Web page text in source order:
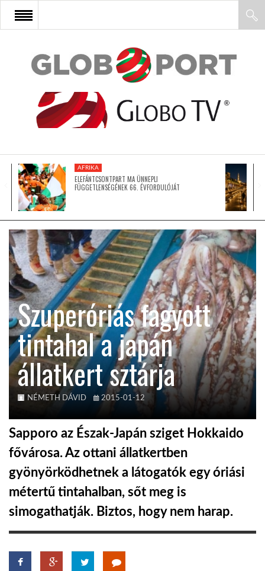
FŐOLDAL
AFRIKA
ÁZSIA
LATIN-AMERIKA
KÖZEL-KELET
AUSZTRÁLIA
A VILÁG ITTHON
GLOBOTV BP
HÍR3D
TROPICALMAGAZIN
AFRIKA
ELEFÁNTCSONTPART MA ÜNNEPLI
FÜGGETLENSÉGÉNEK 66. ÉVFORDULÓJÁT
Szuperóriás fagyott
tintahal a japán
állatkert sztárja
NÉMETH DÁVID 2015-01-12
Sapporo az Észak-Japán sziget Hokkaido
fővárosa. Az ottani állatkertben
gyönyörködhetnek a látogatók egy óriási
métertű tintahalban, sőt meg is
simogathatják. Biztos, hogy nem harap.